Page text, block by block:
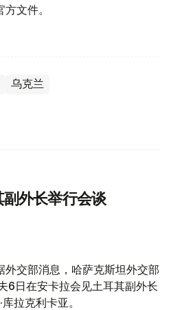
文件。
乌克兰
外长举行会谈
外交部消息，哈萨克斯坦外交部
6日在安卡拉会见土耳其副外长
拉克利卡亚。